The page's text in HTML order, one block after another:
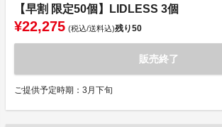
【早割 限定50個】LIDLESS 3個
¥22,275 (税込/送料込)残り50
販売終了
ご提供予定時期：3月下旬